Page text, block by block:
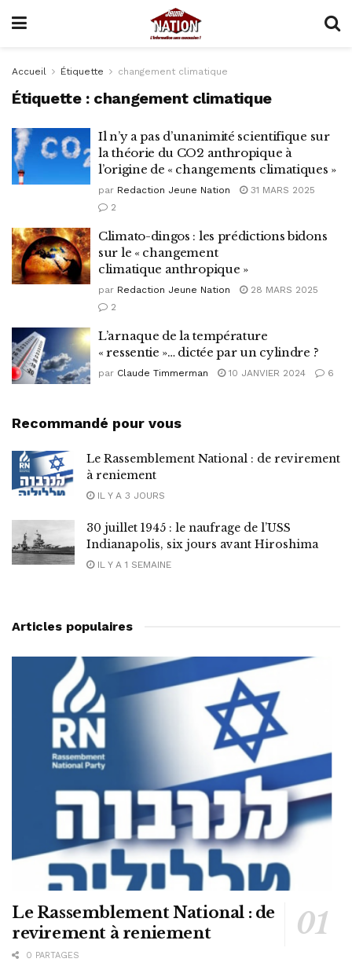
Accueil Étiquette changement climatique
Étiquette : changement climatique
Il n’y a pas d’unanimité scientifique sur
la théorie du CO2 anthropique à
l’origine de « changements climatiques »
par Redaction Jeune Nation
31 MARS 2025
2
Climato-dingos : les prédictions bidons
sur le « changement
climatique anthropique »
par Redaction Jeune Nation
28 MARS 2025
2
L’arnaque de la température
« ressentie »… dictée par un cylindre ?
par Claude Timmerman 10 JANVIER 2024 6
Recommandé pour vous
Le Rassemblement National : de revirement
à reniement
IL Y A 3 JOURS
30 juillet 1945 : le naufrage de l’USS
Indianapolis, six jours avant Hiroshima
IL Y A 1 SEMAINE
Articles populaires
Le Rassemblement National : de
revirement à reniement
0 PARTAGES